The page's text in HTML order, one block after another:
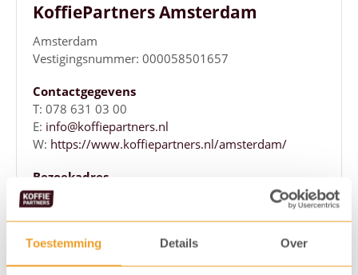
Toestemming Details Over
KoffiePartners Amsterdam
Amsterdam
Vestigingsnummer: 000058501657
Contactgegevens
T: 078 631 03 00
E: info@koffiepartners.nl
W: https://www.koffiepartners.nl/amsterdam/
Bezoekadres
Weesperplein 4B
1018 XA Amsterdam